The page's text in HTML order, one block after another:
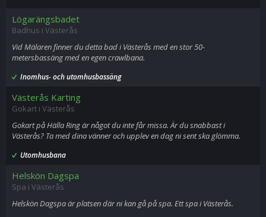
Lögarängsbadet
Badhus i Västerås
Vid Mälaren finner du detta bad i Västerås med en stor 50-
metersbassäng med en egen crawlbana.
Inomhus- och utomhusbassäng
Västerås Karting
Gokart i Västerås
Gokart på Hälla Ring är något du inte får missa. Är du snabbast i
Västerås? Ta med dina vänner och upplev en dag ni sent ska glömma.
Utomhusbana
Helskön Dagspa
Spa i Västerås
Helskön Dagspa är platsen där ni kan gå på spa. Ett spa i Västerås.